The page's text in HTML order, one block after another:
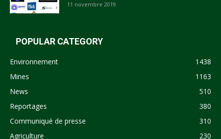
11 novembre 2019
POPULAR CATEGORY
Environnement
1438
Mines
1163
News
510
Reportages
380
Communiqué de presse
310
Agriculture
230